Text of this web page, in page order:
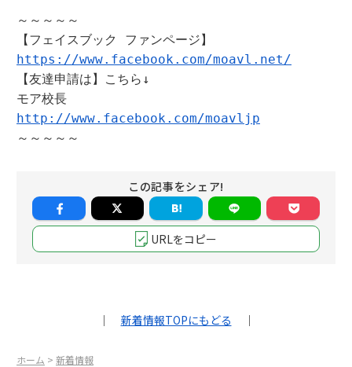
～～～～～
https://www.facebook.com/moavl.net/
【友達申請は】こちら↓
http://www.facebook.com/moavljp
～～～～～
この記事をシェア!
URLをコピー
｜ 新着情報TOPにもどる ｜
ホーム > 新着情報